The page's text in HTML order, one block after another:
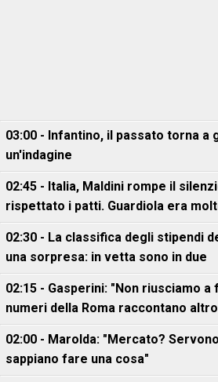
03:00 - Infantino, il passato torna a
un'indagine
02:45 - Italia, Maldini rompe il
rispettato i patti. Guardiola era
02:30 - La classifica degli stipendi
una sorpresa: in vetta sono in due
02:15 - Gasperini: "Non riusciamo
numeri della Roma raccontano altro
02:00 - Marolda: "Mercato?
sappiano fare una cosa"